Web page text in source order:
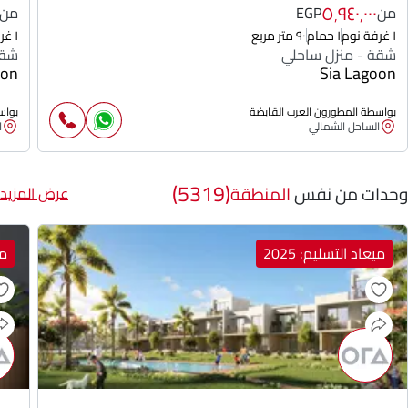
من٥٬٩٤٠٬٠٠٠EGP
١ غرفة نوم ١ حمام ٩٠ متر مربع
شقة - منزل ساحلي
Sia Lagoon
بواسطة المطورون العرب القابضة
الساحل الشمالي
من
١ غرفة نوم
وحدات من نفسالمنطقة(5319) عرض المزيد
ميعاد التسليم: 2025